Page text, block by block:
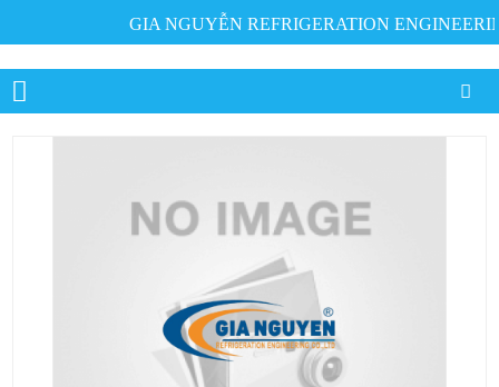
GIA NGUYỄN REFRIGERATION